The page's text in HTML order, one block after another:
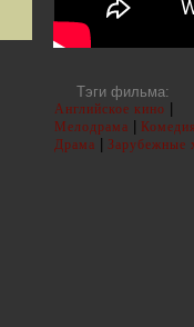
Тэги фильма:
Английское кино |
Мелодрама |
Драма | Зарубежные